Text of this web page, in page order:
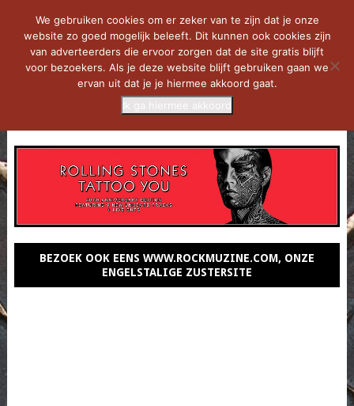
BEZOEK OOK EENS WWW.ROCKMUZINE.COM, ONZE
ENGELSTALIGE ZUSTERSITE
We gebruiken cookies om er zeker van te zijn dat je onze
website zo goed mogelijk beleeft. Dit kunnen ook cookies zijn
van adverteerders die ervoor zorgen dat de site gratis blijft
voor bezoekers. Als je deze website blijft gebruiken gaan we
ervan uit dat je je hiermee akkoord gaat.
Ik ga hiermee akkoord